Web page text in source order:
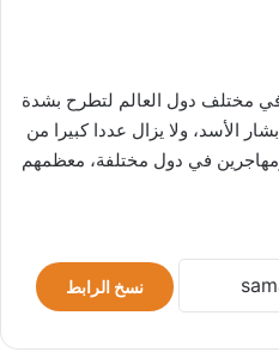
مختلف دول العالم لتطرح بشدة
الأسد، ولا يزال عددا كبيرا من
في دول مختلفة، معظمهم
نسخ الرابط